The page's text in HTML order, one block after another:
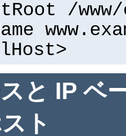
/
と IP ベ
ト